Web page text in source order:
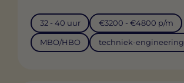
32 - 40 uur €3200 - €4800 p/m
MBO/HBO techniek-engineering